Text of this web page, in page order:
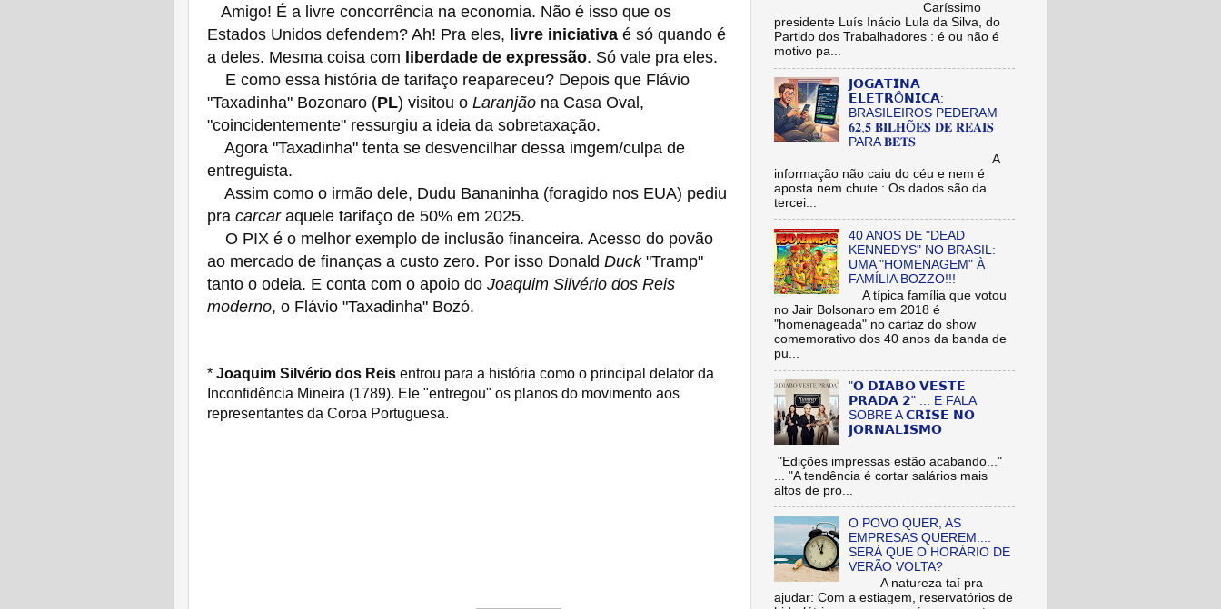
Amigo! É a livre concorrência na economia. Não é isso que os
Estados Unidos defendem? Ah! Pra eles, livre iniciativa é só quando é
a deles. Mesma coisa com liberdade de expressão. Só vale pra eles.
E como essa história de tarifaço reapareceu? Depois que Flávio
"Taxadinha" Bozonaro (PL) visitou o Laranjão na Casa Oval,
"coincidentemente" ressurgiu a ideia da sobretaxação.
Agora "Taxadinha" tenta se desvencilhar dessa imgem/culpa de
entreguista.
Assim como o irmão dele, Dudu Bananinha (foragido nos EUA) pediu
pra carcaraquele tarifaço de 50% em 2025.
O PIX é o melhor exemplo de inclusão financeira. Acesso do povão
ao mercado de finanças a custo zero. Por isso Donald Duck"Tramp"
tanto o odeia. E conta com o apoio do Joaquim Silvério dos Reis
moderno, o Flávio "Taxadinha" Bozó.
* Joaquim Silvério dos Reis entrou para a história como o principal delator da
Inconfidência Mineira (1789). Ele "entregou" os planos do movimento aos
representantes da Coroa Portuguesa.
Caríssimo
presidente Luís Inácio Lula da Silva, do
Partido dos Trabalhadores : é ou não é
motivo pa...
𝗝𝗢𝗚𝗔𝗧𝗜𝗡𝗔
𝗘𝗟𝗘𝗧𝗥Ô𝗡𝗜𝗖𝗔:
BRASILEIROS PEDERAM
𝟔𝟐,𝟓 𝐁𝐈𝐋𝐇Õ𝐄𝐒 𝐃𝐄 𝐑𝐄𝐀𝐈𝐒
PARA 𝐁𝐄𝐓𝐒
A
informação não caiu do céu e nem é
aposta nem chute : Os dados são da
tercei...
40 ANOS DE "DEAD
KENNEDYS" NO BRASIL:
UMA "HOMENAGEM" À
FAMÍLIA BOZZO!!!
A típica família que votou
no Jair Bolsonaro em 2018 é
"homenageada" no cartaz do show
comemorativo dos 40 anos da banda de
pu...
"𝗢 𝗗𝗜𝗔𝗕𝗢 𝗩𝗘𝗦𝗧𝗘
𝗣𝗥𝗔𝗗𝗔 𝟮" ... E FALA
SOBRE A 𝗖𝗥𝗜𝗦𝗘 𝗡𝗢
𝗝𝗢𝗥𝗡𝗔𝗟𝗜𝗦𝗠𝗢
"Edições impressas estão acabando..."
... "A tendência é cortar salários mais
altos de pro...
O POVO QUER, AS
EMPRESAS QUEREM....
SERÁ QUE O HORÁRIO DE
VERÃO VOLTA?
A natureza taí pra
ajudar: Com a estiagem, reservatórios de